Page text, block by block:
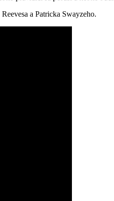
a Patricka Swayzeho.